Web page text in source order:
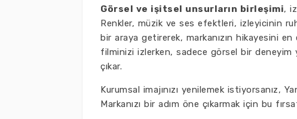
Görsel ve işitsel unsurların birleşimi,
Renkler, müzik ve ses efektleri, izleyicinin
bir araya getirerek, markanızın hikayesini
filminizi izlerken, sadece görsel bir deneyim
çıkar.
Kurumsal imajınızı yenilemek istiyorsanız,
Markanızı bir adım öne çıkarmak için bu